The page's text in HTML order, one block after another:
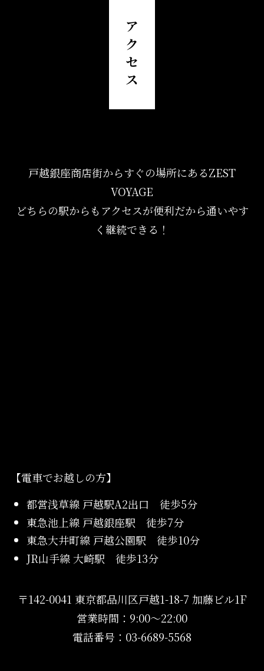
ア
ク
セ
ス
戸越銀座商店街からすぐの場所にあるZEST
VOYAGE
どちらの駅からもアクセスが便利だから通いやす
く継続できる！
【電車でお越しの方】
都営浅草線 戸越駅A2出口 徒歩5分
東急池上線 戸越銀座駅 徒歩7分
東急大井町線 戸越公園駅 徒歩10分
JR山手線 大崎駅 徒歩13分
〒142-0041 東京都品川区戸越1-18-7 加藤ビル1F
営業時間：9:00〜22:00
電話番号：03-6689-5568